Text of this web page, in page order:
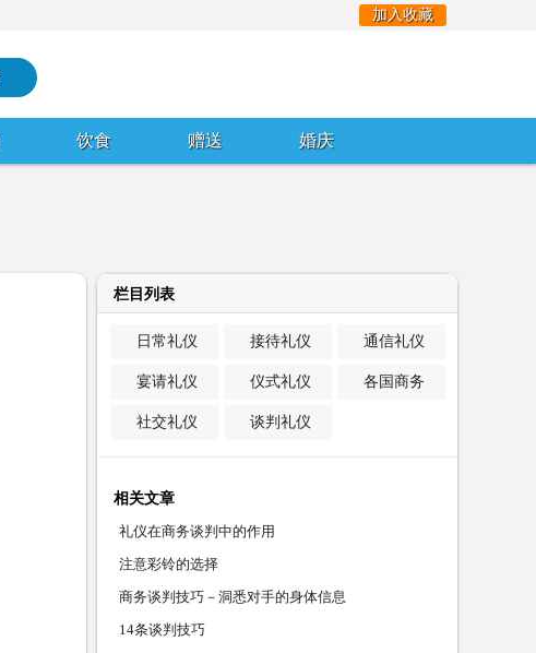
加入收藏
饮食 赠送 婚庆
栏目列表
日常礼仪 接待礼仪 通信礼仪
宴请礼仪 仪式礼仪 各国商务
社交礼仪 谈判礼仪
相关文章
礼仪在商务谈判中的作用
注意彩铃的选择
商务谈判技巧－洞悉对手的身体信息
14条谈判技巧